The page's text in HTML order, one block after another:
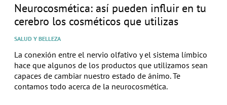
Neurocosmética: así pueden influir en tu
cerebro los cosméticos que utilizas
SALUD Y BELLEZA
La conexión entre el nervio olfativo y el sistema límbico
hace que algunos de los productos que utilizamos sean
capaces de cambiar nuestro estado de ánimo. Te
contamos todo acerca de la neurocosmética.